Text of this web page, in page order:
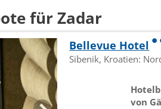
für Zadar
Bellevue Hotel
Sibenik, Kroatien:
von